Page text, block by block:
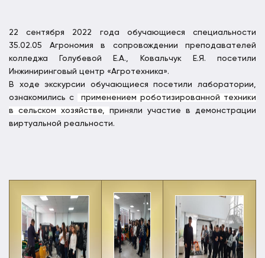
22 сентября 2022 года обучающиеся специальности
35.02.05 Агрономия в сопровождении преподавателей
колледжа Голубевой Е.А., Ковальчук Е.Я. посетили
Инжиниринговый центр «Агротехника».
В ходе экскурсии обучающиеся посетили лаборатории,
ознакомились с
применением роботизированной техники
в сельском хозяйстве, приняли участие в демонстрации
виртуальной реальности.